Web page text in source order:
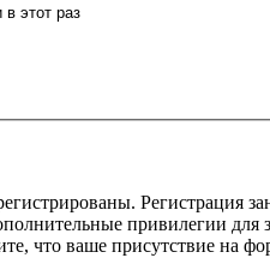
этот раз
Регистрация
привилегии для
что ваше присутствие на